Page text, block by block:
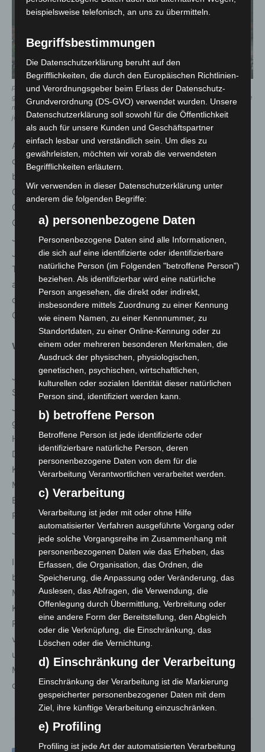
präsidenten und geistliche v.l.n.r.:
georg khevenhüller mhd, bischof dr. michael wüstenberg, landespfarrerin inge
mattern, volker bescht juh, bundespfarrer frank neumann – foto:
johanniter/nancy heusel
Anlässlich ihrer gemeinsamen Johannisfeier gedachten
die beiden Hilfsorganisationen Johanniter und Malteser
bereits am früheren Nachmittag in einem ökumenischen
Gottesdienst in der hannoverschen Marktkirche St.
Georgii et Jacobi ihrer gemeinsamen Historie und ihrem
Ordenspatron. Beide Hilfsdienste gehen auf den
Johanniterorden zurück, der im 11. Jahrhundert in
Jerusalem gegründet wurde und nach Johannes dem
Täufer benannt ist. Die Feier findet zeitnah in Anlehnung
an dessen Namenstag am 24. Juni statt. Die Kollekte der
diesjährigen Feier kommt der Hospizarbeit beider
Organisationen zugute.
Wissenswert
Johanniter und Malteser haben ihren Ursprung im
Souveränen Ritter- und Hospitalorden vom Heiligen
Johannes zu Jerusalem, der vor mehr als 900 Jahren
gegründet wurde. Sie gehören zu den größten
Hilfsorganisationen und Wohlfahrtsverbänden in
Deutschland. Unter dem Zeichen des achtspitzigen
Kreuzes sind an mehr als 1.200 Standorten rund 90.000
Menschen ehrenamtlich für Notleidende aktiv, etwa in
Besuchs- und Begleitungsdiensten, in Sanitäts- und
Rettungsdiensten, in der Hospiz- und Trauerarbeit, der
Jugendarbeit oder der Flüchtlingshilfe.
In den Untergliederungen der beiden Orden sind
bundesweit mehr als 50.000 hauptamtliche
Mitarbeiterinnen und Mitarbeiter beschäftigt – in
Krankenhäusern und Altenhilfeeinrichtungen, im
Rettungsdienst und Krankentransport sowie in
vielfältigen Sozialen Diensten. 2,5 Millionen Menschen
unterstützen die Johanniter-Unfall-Hilfe e.V. und den
Malteser Hilfsdienst e.V. als Fördermitglieder regelmäßig
durch ihre Mitgliedsbeiträge.
beispielsweise telefonisch, an uns zu übermitteln.
Begriffsbestimmungen
Die Datenschutzerklärung beruht auf den
Begrifflichkeiten, die durch den Europäischen Richtlinien-
und Verordnungsgeber beim Erlass der Datenschutz-
Grundverordnung (DS-GVO) verwendet wurden. Unsere
Datenschutzerklärung soll sowohl für die Öffentlichkeit
als auch für unsere Kunden und Geschäftspartner
einfach lesbar und verständlich sein. Um dies zu
gewährleisten, möchten wir vorab die verwendeten
Begrifflichkeiten erläutern.
Wir verwenden in dieser Datenschutzerklärung unter
anderem die folgenden Begriffe:
a) personenbezogene Daten
Personenbezogene Daten sind alle Informationen,
die sich auf eine identifizierte oder identifizierbare
natürliche Person (im Folgenden "betroffene Person")
beziehen. Als identifizierbar wird eine natürliche
Person angesehen, die direkt oder indirekt,
insbesondere mittels Zuordnung zu einer Kennung
wie einem Namen, zu einer Kennnummer, zu
Standortdaten, zu einer Online-Kennung oder zu
einem oder mehreren besonderen Merkmalen, die
Ausdruck der physischen, physiologischen,
genetischen, psychischen, wirtschaftlichen,
kulturellen oder sozialen Identität dieser natürlichen
Person sind, identifiziert werden kann.
b) betroffene Person
Betroffene Person ist jede identifizierte oder
identifizierbare natürliche Person, deren
personenbezogene Daten von dem für die
Verarbeitung Verantwortlichen verarbeitet werden.
c) Verarbeitung
Verarbeitung ist jeder mit oder ohne Hilfe
automatisierter Verfahren ausgeführte Vorgang oder
jede solche Vorgangsreihe im Zusammenhang mit
personenbezogenen Daten wie das Erheben, das
Erfassen, die Organisation, das Ordnen, die
Speicherung, die Anpassung oder Veränderung, das
Auslesen, das Abfragen, die Verwendung, die
Offenlegung durch Übermittlung, Verbreitung oder
eine andere Form der Bereitstellung, den Abgleich
oder die Verknüpfung, die Einschränkung, das
Löschen oder die Vernichtung.
d) Einschränkung der Verarbeitung
Einschränkung der Verarbeitung ist die Markierung
gespeicherter personenbezogener Daten mit dem
Ziel, ihre künftige Verarbeitung einzuschränken.
e) Profiling
Profiling ist jede Art der automatisierten Verarbeitung